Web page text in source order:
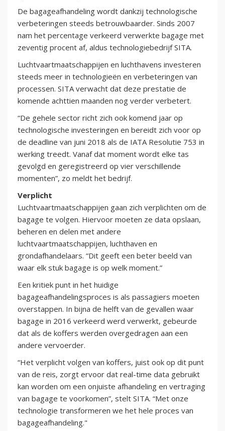
De bagageafhandeling wordt dankzij technologische
verbeteringen steeds betrouwbaarder. Sinds 2007
nam het percentage verkeerd verwerkte bagage met
zeventig procent af, aldus technologiebedrijf SITA.
Luchtvaartmaatschappijen en luchthavens investeren
steeds meer in technologieën en verbeteringen van
processen. SITA verwacht dat deze prestatie de
komende achttien maanden nog verder verbetert.
“De gehele sector richt zich ook komend jaar op
technologische investeringen en bereidt zich voor op
de deadline van juni 2018 als de IATA Resolutie 753 in
werking treedt. Vanaf dat moment wordt elke tas
gevolgd en geregistreerd op vier verschillende
momenten”, zo meldt het bedrijf.
Verplicht
Luchtvaartmaatschappijen gaan zich verplichten om de
bagage te volgen. Hiervoor moeten ze data opslaan,
beheren en delen met andere
luchtvaartmaatschappijen, luchthaven en
grondafhandelaars. “Dit geeft een beter beeld van
waar elk stuk bagage is op welk moment.”
Een kritiek punt in het huidige
bagageafhandelingsproces is als passagiers moeten
overstappen. In bijna de helft van de gevallen waar
bagage in 2016 verkeerd werd verwerkt, gebeurde
dat als de koffers werden overgedragen aan een
andere vervoerder.
“Het verplicht volgen van koffers, juist ook op dit punt
van de reis, zorgt ervoor dat real-time data gebruikt
kan worden om een onjuiste afhandeling en vertraging
van bagage te voorkomen”, stelt SITA. “Met onze
technologie transformeren we het hele proces van
bagageafhandeling."